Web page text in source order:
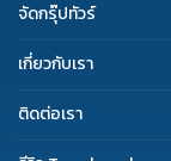
จัดกรุ๊ปทัวร์
เกี่ยวกับเรา
ติดต่อเรา